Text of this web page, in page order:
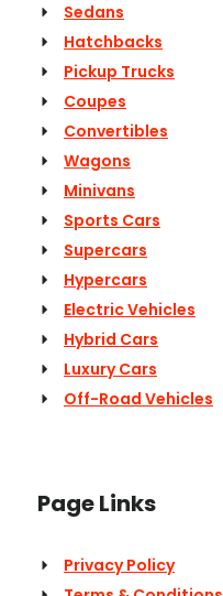
Sedans
Hatchbacks
Pickup Trucks
Coupes
Convertibles
Wagons
Minivans
Sports Cars
Supercars
Hypercars
Electric Vehicles
Hybrid Cars
Luxury Cars
Off-Road Vehicles
Page Links
Privacy Policy